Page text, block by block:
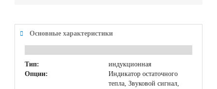
Основные характеристики
Тип:
индукционная
Опции:
Индикатор остаточного
тепла, Звуковой сигнал,